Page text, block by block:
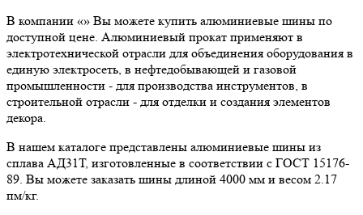
В компании «» Вы можете купить алюминиевые шины по
доступной цене. Алюминиевый прокат применяют в
электротехнической отрасли для объединения оборудования в
единую электросеть, в нефтедобывающей и газовой
промышленности - для производства инструментов, в
строительной отрасли - для отделки и создания элементов
декора.
В нашем каталоге представлены алюминиевые шины из
сплава АД31Т, изготовленные в соответствии с ГОСТ 15176-
89. Вы можете заказать шины длиной 4000 мм и весом 2.17
пм/кг.